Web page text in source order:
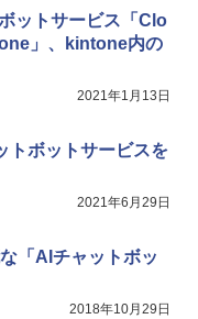
ットサービス「Clo
」、kintone内の
2021年1月13日
ボットサービスを
2021年6月29日
「AIチャットボッ
2018年10月29日